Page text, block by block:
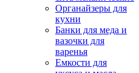
Органайзеры для
кухни
Банки для меда и
вазочки для
варенья
Емкости для